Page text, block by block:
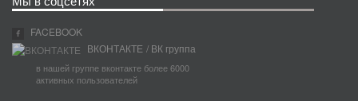
FACEBOOK
ВКОНТАКТЕ / ВК группа
в нашей группе вконтакте более 6000
активных пользователей